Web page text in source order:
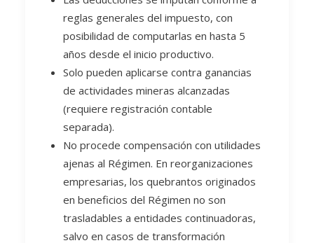
reglas generales del impuesto, con
posibilidad de computarlas en hasta 5
años desde el inicio productivo.
Solo pueden aplicarse contra ganancias
de actividades mineras alcanzadas
(requiere registración contable
separada).
No procede compensación con utilidades
ajenas al Régimen. En reorganizaciones
empresarias, los quebrantos originados
en beneficios del Régimen no son
trasladables a entidades continuadoras,
salvo en casos de transformación